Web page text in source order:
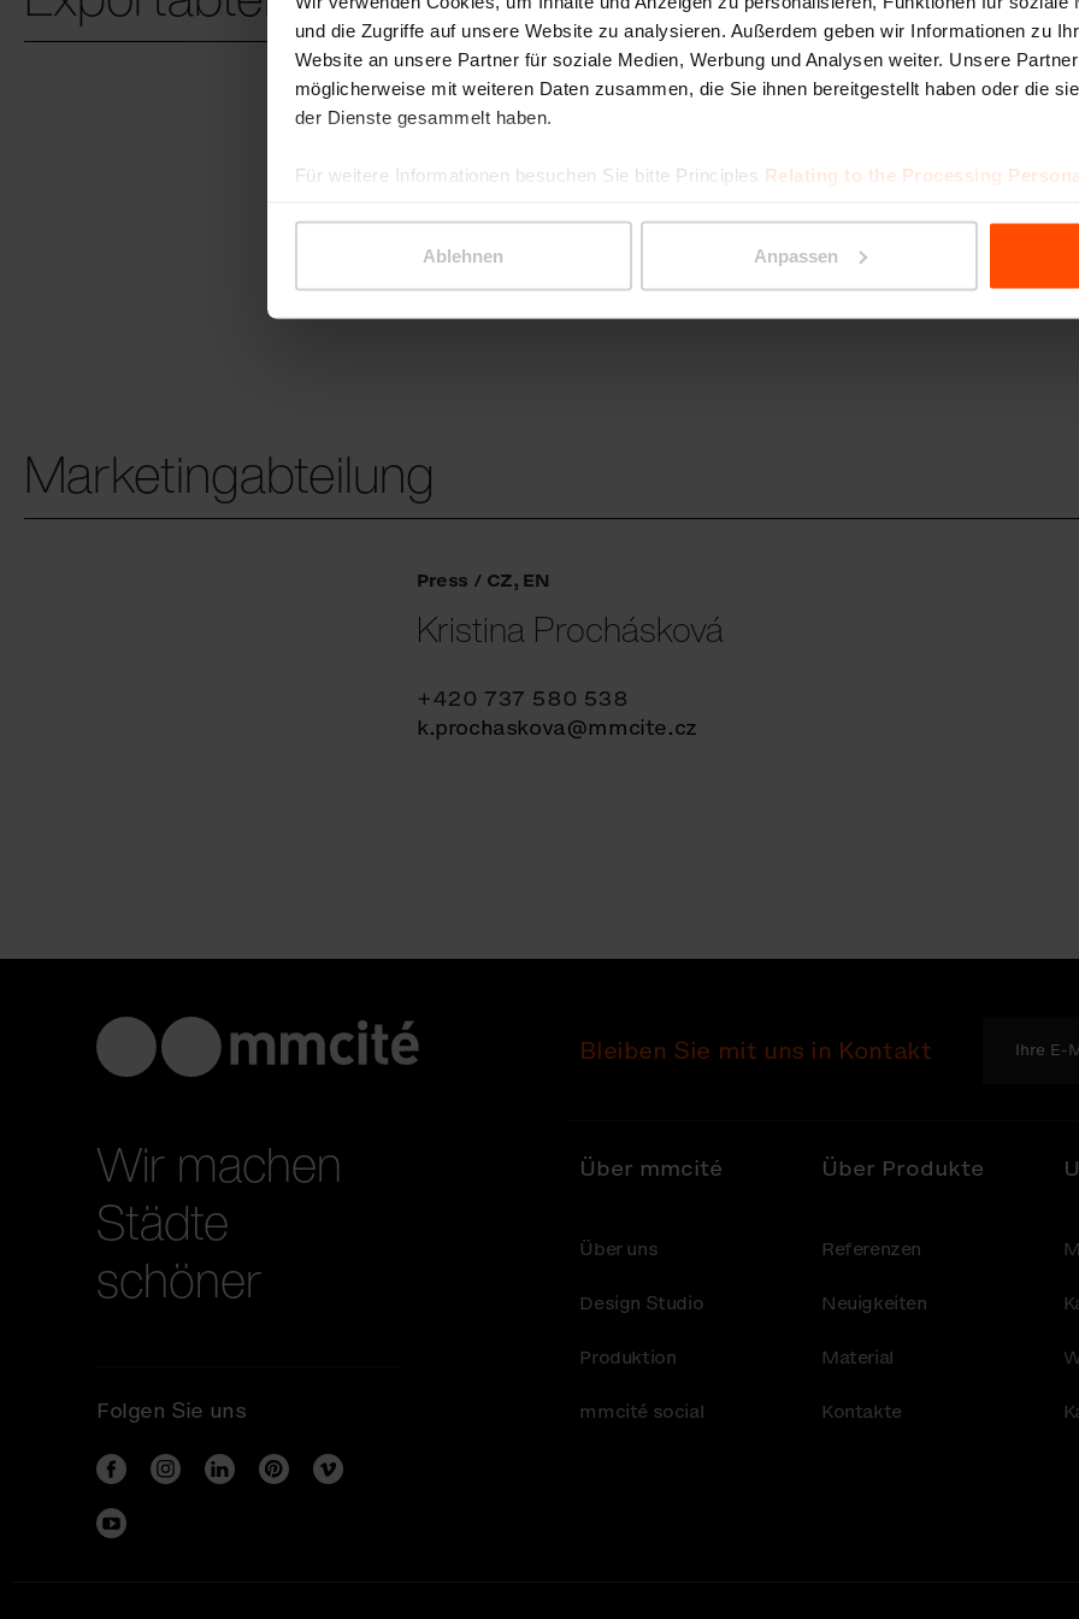
und die Zugriffe auf unsere Website zu analysieren. Außerdem geben wir Informationen zu
Website an unsere Partner für soziale Medien, Werbung und Analysen weiter. Unsere
möglicherweise mit weiteren Daten zusammen, die Sie ihnen bereitgestellt haben oder die
der Dienste gesammelt haben.
Für weitere Informationen besuchen Sie bitte Principles Relating to the Processing
Ablehnen Anpassen
Export Direktor Export Managerin / EN, DE
Marketingabteilung
Press / CZ, EN
Kristina Prochásková
+420 737 580 538
k.prochaskova@mmcite.cz
Wir machen
Städte
schöner
Folgen Sie uns
Bleiben Sie mit uns in Kontakt
Über mmcité
Über uns
Design Studio
Produktion
mmcité social
Über Produkte
Referenzen
Neuigkeiten
Material
Kontakte